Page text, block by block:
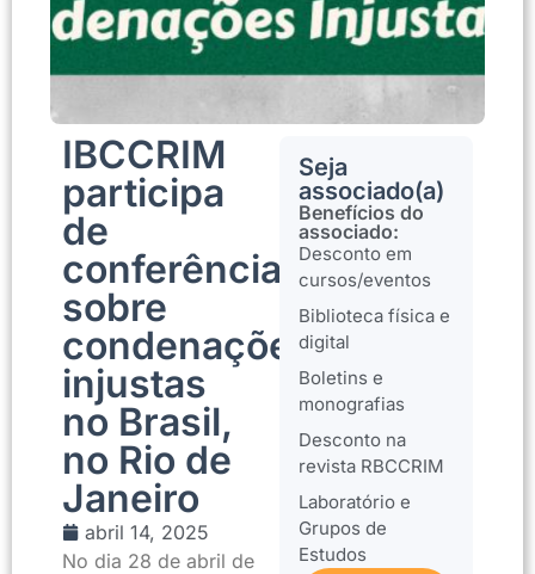
IBCCRIM
participa
de
conferência
sobre
condenações
injustas
no Brasil,
no Rio de
Janeiro
abril 14, 2025
No dia 28 de abril de
Seja
associado(a)
Benefícios do
associado:
Desconto em
cursos/eventos
Biblioteca física e
digital
Boletins e
monografias
Desconto na
revista RBCCRIM
Laboratório e
Grupos de
Estudos